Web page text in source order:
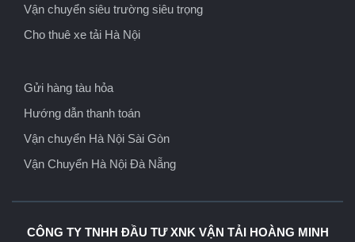
Vận chuyển siêu trường siêu trọng
Cho thuê xe tải Hà Nội
Gửi hàng tàu hỏa
Hướng dẫn thanh toán
Vận chuyển Hà Nội Sài Gòn
Vận Chuyển Hà Nội Đà Nẵng
CÔNG TY TNHH ĐẦU TƯ XNK VẬN TẢI HOÀNG MINH